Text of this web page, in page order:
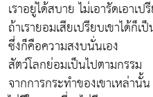
เราอยู่ได้สบาย ไม่เอารัดเอาเป
ถ้าเรายอมเสียเปรียบเขาได้ก็
ซึ่งก็คือความสงบนั่นเอง
สัตว์โลกย่อมเป็นไปตามกรรม
จากการกระทำของเขาเหล่านั้น